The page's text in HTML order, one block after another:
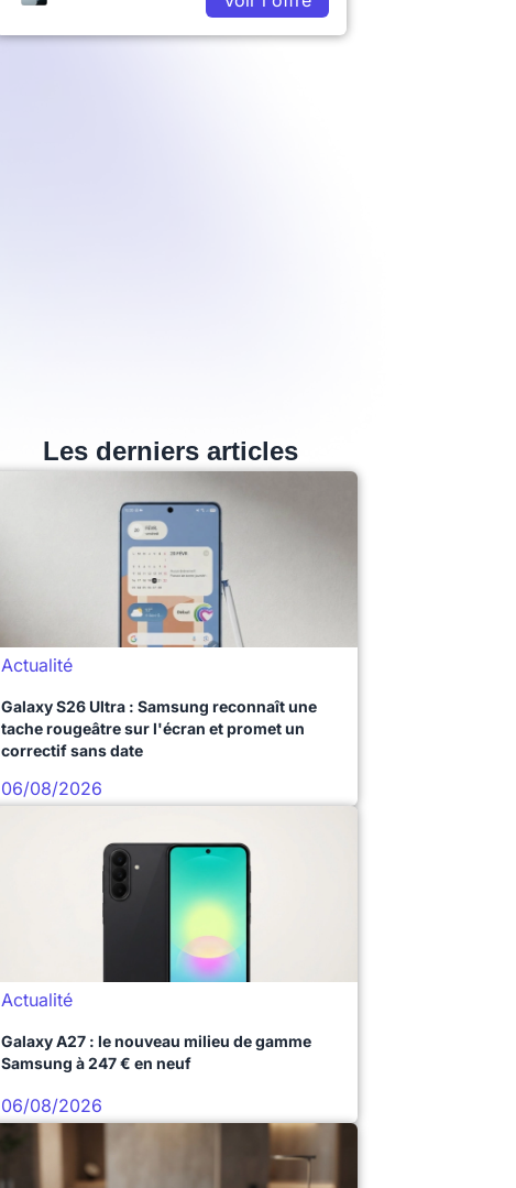
Les derniers articles
Actualité
Galaxy S26 Ultra : Samsung reconnaît une
tache rougeâtre sur l'écran et promet un
correctif sans date
06/08/2026
Actualité
Galaxy A27 : le nouveau milieu de gamme
Samsung à 247 € en neuf
06/08/2026